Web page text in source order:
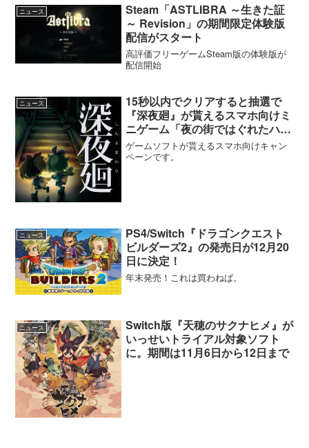
ニュース
Steam「ASTLIBRA ～生きた証
～ Revision」の期間限定体験版
配信がスタート
高評価フリーゲームSteam版の体験版が
配信開始
ニュース
15秒以内でクリアすると抽選で
『深夜廻』が貰えるスマホ向けミ
ニゲーム「夜の街ではぐれたハル
を探せ！」が公開
ゲームソフトが貰えるスマホ向けキャン
ペーンです。
ニュース
PS4/Switch『ドラゴンクエスト
ビルダーズ2』の発売日が12月20
日に決定！
年末発売！これは買わねば。
ニュース
Switch版『天穂のサクナヒメ』が
いっせいトライアル対象ソフト
に。期間は11月6日から12日まで